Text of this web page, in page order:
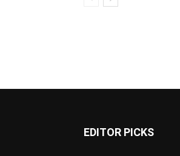
EDITOR PICKS